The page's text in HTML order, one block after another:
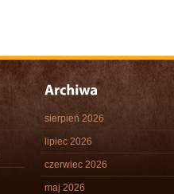
sierpień 2026
lipiec 2026
czerwiec 2026
maj 2026